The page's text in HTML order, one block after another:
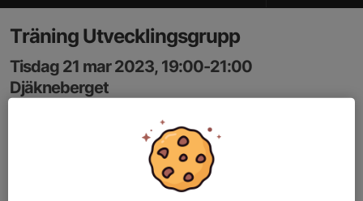
Träning Utvecklingsgrupp
Tisdag 21 mar 2023, 19:00-21:00
Djäkneberget